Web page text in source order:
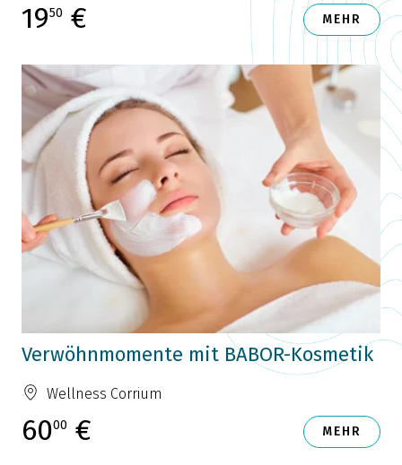
1950 € MEHR
Verwöhnmomente mit BABOR-Kosmetik
Wellness Corrium
6000 € MEHR